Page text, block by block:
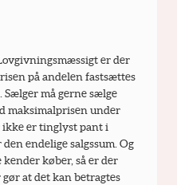
er der
på andelen fastsættes
må gerne sælge
maksimalprisen under
er tinglyst pant i
endelige salgssum. Og
køber, så er der
at det kan betragtes